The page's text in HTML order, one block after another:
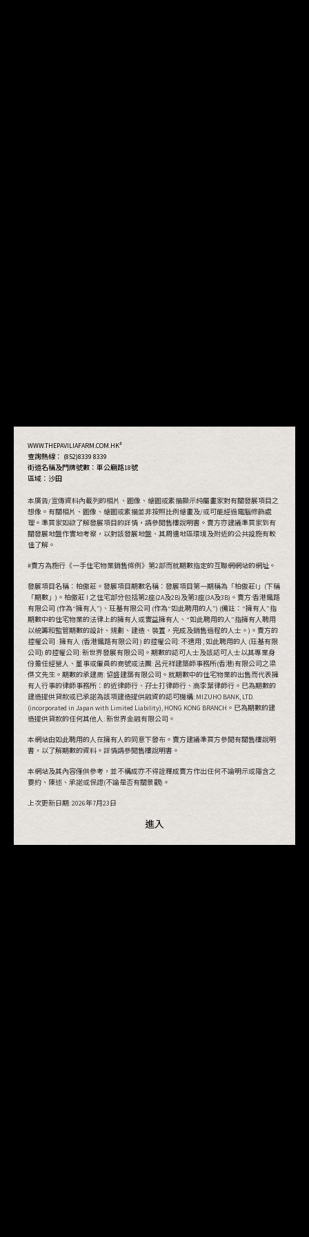
WWW.THEPAVILIAFARM.COM.HK#
查詢熱線： (852)8339 8339
街道名稱及門牌號數： 車公廟路18號
區域：沙田
本廣告/宣傳資料內載列的相片、圖像、繪圖或素描顯示純屬畫家對有關發展項目之
想像。有關相片、圖像、繪圖或素描並非按照比例繪畫及/或可能經過電腦修飾處
理。準買家如欲了解發展項目的詳情，請參閱售樓說明書。賣方亦建議準買家到有
關發展地盤作實地考察，以對該發展地盤、其周邊地區環境及附近的公共設施有較
佳了解。
#賣方為施行《一手住宅物業銷售條例》第2部而就期數指定的互聯網網站的網址。
發展項目名稱：柏傲莊。發展項目期數名稱：發展項目第一期稱為「柏傲莊I」(下稱
「期數」)。柏傲莊 I 之住宅部分包括第2座(2A及2B)及第3座(3A及3B)。賣方:香港鐵路
有限公司 (作為“擁有人”)、玨基有限公司 (作為“如此聘用的人”) (備註：“擁有人”指
期數中的住宅物業的法律上的擁有人或實益擁有人、“如此聘用的人”指擁有人聘用
以統籌和監管期數的設計、規劃、建造、裝置，完成及銷售過程的人士。)。賣方的
控權公司 : 擁有人 (香港鐵路有限公司 ) 的控權公司: 不適用 ; 如此聘用的人 (玨基有限
公司) 的控權公司: 新世界發展有限公司。期數的認可人士及該認可人士以其專業身
份擔任經營人、董事或僱員的商號或法團: 呂元祥建築師事務所(香港)有限公司之梁
傑文先生。期數的承建商: 協盛建築有限公司。就期數中的住宅物業的出售而代表擁
有人行事的律師事務所：的近律師行、孖士打律師行、高李葉律師行。已為期數的
建造提供貸款或已承諾為該項建造提供融資的認可機構: MIZUHO BANK, LTD.
(incorporated in Japan with Limited Liability), HONG KONG BRANCH。已為期數的建
造提供貸款的任何其他人: 新世界金融有限公司。
本網站由如此聘用的人在擁有人的同意下發布。賣方建議準買方參閱有關售樓說明
書，以了解期數的資料。詳情請參閱售樓說明書。
本網站及其內容僅供參考，並不構成亦不得詮釋成賣方作出任何不論明示或隱含之
要約、陳述、承諾或保證(不論是否有關景觀)。
上次更新日期:2026年7月23日
進入